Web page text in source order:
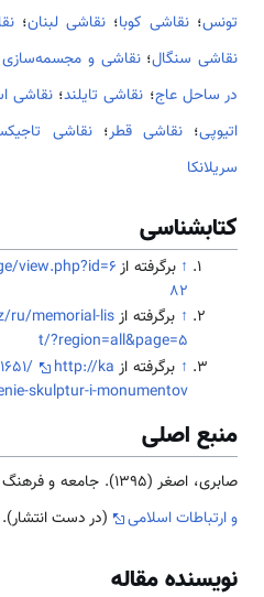
تونس؛نقاشی کوبا؛نقاشی لبنان؛
نقاشی سنگال؛نقاشی و مجسمه‌سازی
در ساحل عاج؛ نقاشی تایلند؛ نقاشی
اتیوپی؛نقاشی قطر؛نقاشی
سریلانکا
کتابشناسی
↑ برگرفته ازview.php?id=6
82
↑ برگرفته ازru/memorial-lis
t/?region=all&page=5
↑ برگرفته از http://ka
skulptur-i-monumentov
منبع اصلی
صابری، اصغر (1395). جامعه و فرهنگ
و ارتباطات اسلامی
(در دست انتشار).
نویسنده مقاله